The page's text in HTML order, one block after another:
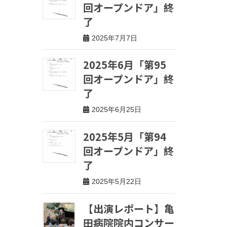
回オープンドア」終
了
2025年7月7日
2025年6月「第95
回オープンドア」終
了
2025年6月25日
2025年5月「第94
回オープンドア」終
了
2025年5月22日
【出演レポート】亀
田病院院内コンサー